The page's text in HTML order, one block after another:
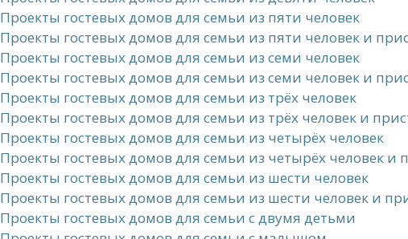
Проекты гостевых домов для семьи из пяти человек
Проекты гостевых домов для семьи из пяти человек и
Проекты гостевых домов для семьи из семи человек
Проекты гостевых домов для семьи из семи человек и
Проекты гостевых домов для семьи из трёх человек
Проекты гостевых домов для семьи из трёх человек и
Проекты гостевых домов для семьи из четырёх человек
Проекты гостевых домов для семьи из четырёх человек и
Проекты гостевых домов для семьи из шести человек
Проекты гостевых домов для семьи из шести человек и
Проекты гостевых домов для семьи с двумя детьми